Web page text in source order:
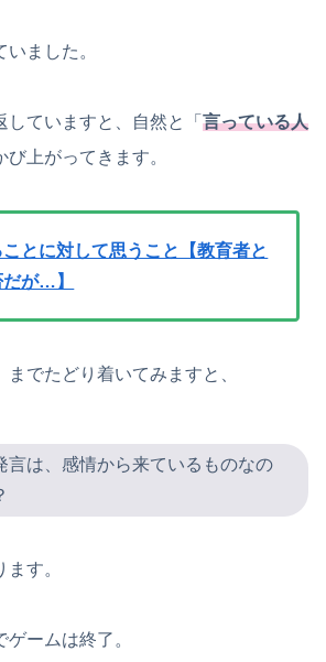
ました。
ていますと、自然と「 言っている人
び上がってきます。
とに対して思うこと【教育者と
が…】
でたどり着いてみますと、
言は、感情から来ているものなの
す。
ームは終了。